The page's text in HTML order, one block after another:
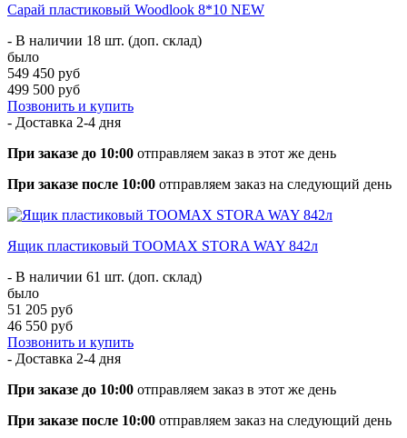
Сарай пластиковый Woodlook 8*10 NEW
- В наличии 18 шт. (доп. склад)
было
549 450 руб
499 500 руб
Позвонить и купить
- Доставка 2-4 дня
При заказе до 10:00 отправляем заказ в этот же день
При заказе после 10:00 отправляем заказ на следующий день
Ящик пластиковый TOOMAX STORA WAY 842л
- В наличии 61 шт. (доп. склад)
было
51 205 руб
46 550 руб
Позвонить и купить
- Доставка 2-4 дня
При заказе до 10:00 отправляем заказ в этот же день
При заказе после 10:00 отправляем заказ на следующий день